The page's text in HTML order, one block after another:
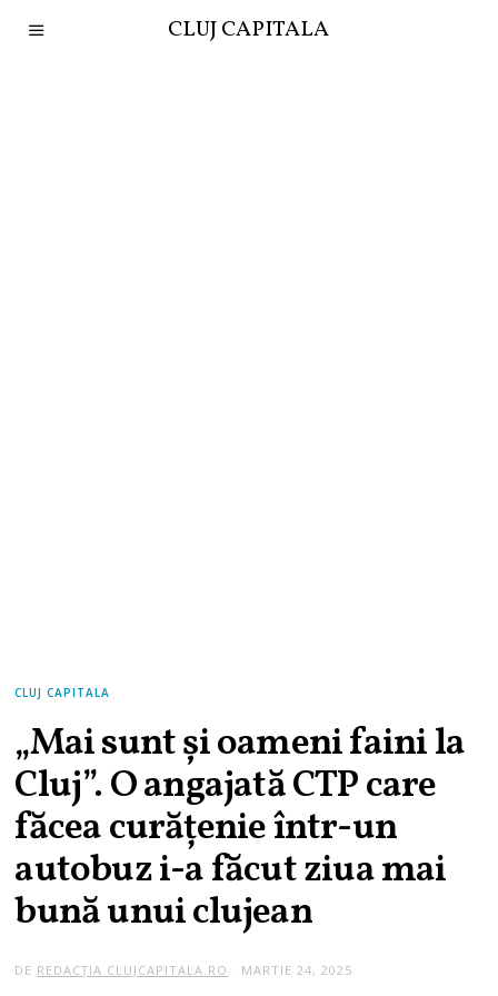
CLUJ CAPITALA
CLUJ CAPITALA
„Mai sunt și oameni faini la
Cluj”. O angajată CTP care
făcea curățenie într-un
autobuz i-a făcut ziua mai
bună unui clujean
DE REDACȚIA CLUJCAPITALA.RO MARTIE 24, 2025